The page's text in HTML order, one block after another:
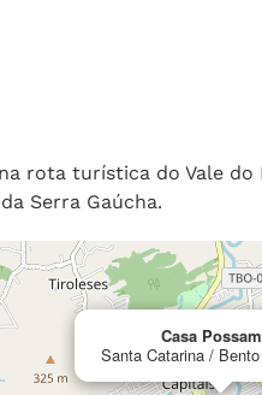
rota turística do Vale
Serra Gaúcha.
Casa
Santa Catarina /